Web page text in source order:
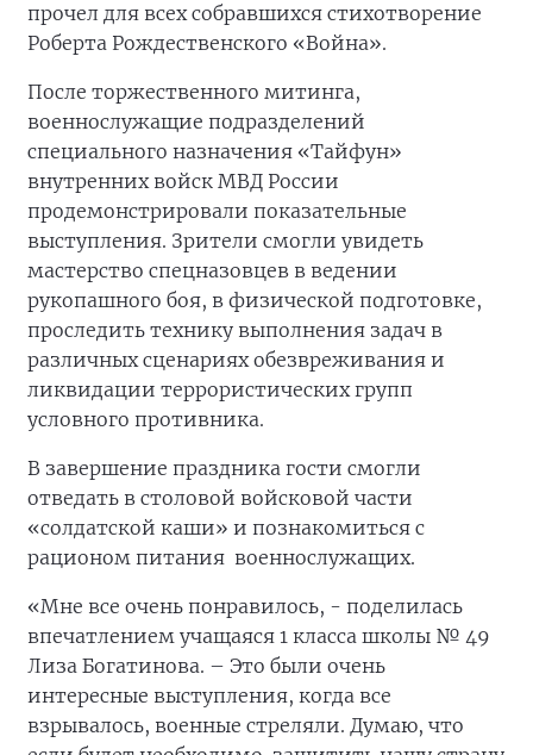
прочел для всех собравшихся стихотворение
Роберта Рождественского «Война».
После торжественного митинга,
военнослужащие подразделений
специального назначения «Тайфун»
внутренних войск МВД России
продемонстрировали показательные
выступления. Зрители смогли увидеть
мастерство спецназовцев в ведении
рукопашного боя, в физической подготовке,
проследить технику выполнения задач в
различных сценариях обезвреживания и
ликвидации террористических групп
условного противника.
В завершение праздника гости смогли
отведать в столовой войсковой части
«солдатской каши» и познакомиться с
рационом питания военнослужащих.
«Мне все очень понравилось, - поделилась
впечатлением учащаяся 1 класса школы № 49
Лиза Богатинова. – Это были очень
интересные выступления, когда все
взрывалось, военные стреляли. Думаю, что